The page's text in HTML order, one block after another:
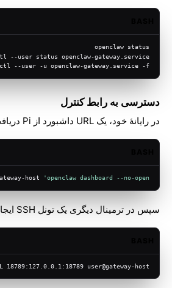
openclaw status
--user status openclaw-gateway.service
--user -u openclaw-gateway.service -f
دسترسی به رابط کنترل
در رایانهٔ خود، یک URL داشبورد از Pi دریافت کنید:
host 'openclaw dashboard --no-open'
سپس در ترمینال دیگری یک تونل SSH ایجاد کنید:
18789:127.0.0.1:18789 user@gateway-host